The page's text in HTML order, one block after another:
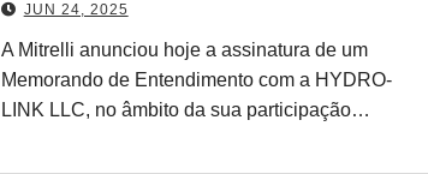
JUN 24, 2025
A Mitrelli anunciou hoje a assinatura de um
Memorando de Entendimento com a HYDRO-
LINK LLC, no âmbito da sua participação…